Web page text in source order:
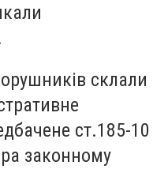
склали
ст.185-10
законному